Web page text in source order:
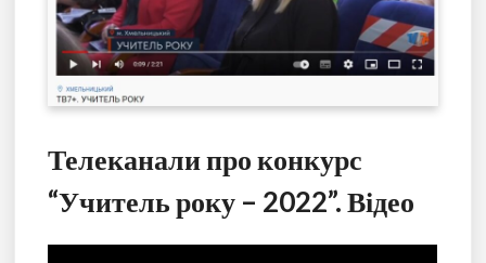
Телеканали про конкурс
“Учитель року – 2022”. Відео